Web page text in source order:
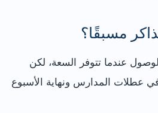
مسبقًا؟
عندما تتوفر السعة، لكن
عطلات المدارس ونهاية الأسبوع